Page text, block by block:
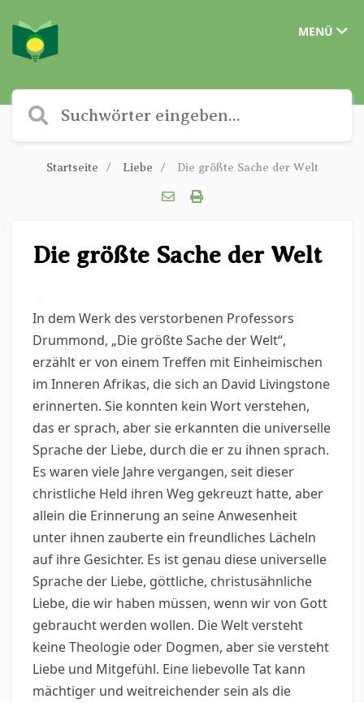
MENÜ
Startseite Liebe Die größte Sache der Welt
Die größte Sache der Welt
In dem Werk des verstorbenen Professors
Drummond, „Die größte Sache der Welt“,
erzählt er von einem Treffen mit Einheimischen
im Inneren Afrikas, die sich an David Livingstone
erinnerten. Sie konnten kein Wort verstehen,
das er sprach, aber sie erkannten die universelle
Sprache der Liebe, durch die er zu ihnen sprach.
Es waren viele Jahre vergangen, seit dieser
christliche Held ihren Weg gekreuzt hatte, aber
allein die Erinnerung an seine Anwesenheit
unter ihnen zauberte ein freundliches Lächeln
auf ihre Gesichter. Es ist genau diese universelle
Sprache der Liebe, göttliche, christusähnliche
Liebe, die wir haben müssen, wenn wir von Gott
gebraucht werden wollen. Die Welt versteht
keine Theologie oder Dogmen, aber sie versteht
Liebe und Mitgefühl. Eine liebevolle Tat kann
mächtiger und weitreichender sein als die